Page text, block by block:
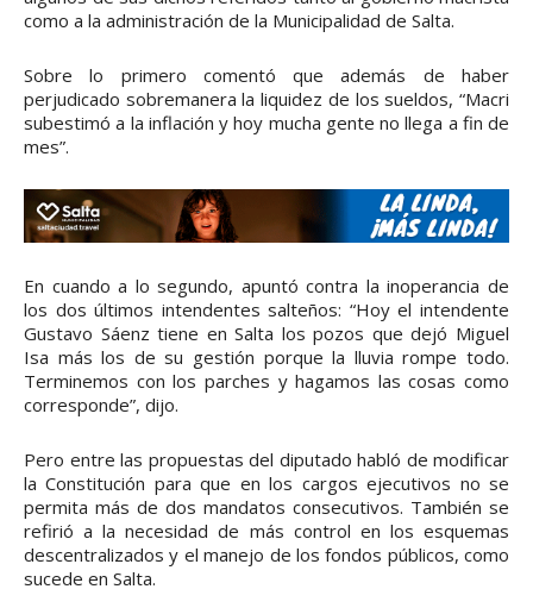
como a la administración de la Municipalidad de Salta.
Sobre lo primero comentó que además de haber
perjudicado sobremanera la liquidez de los sueldos, “Macri
subestimó a la inflación y hoy mucha gente no llega a fin de
mes”.
En cuando a lo segundo, apuntó contra la inoperancia de
los dos últimos intendentes salteños: “Hoy el intendente
Gustavo Sáenz tiene en Salta los pozos que dejó Miguel
Isa más los de su gestión porque la lluvia rompe todo.
Terminemos con los parches y hagamos las cosas como
corresponde”, dijo.
Pero entre las propuestas del diputado habló de modificar
la Constitución para que en los cargos ejecutivos no se
permita más de dos mandatos consecutivos. También se
refirió a la necesidad de más control en los esquemas
descentralizados y el manejo de los fondos públicos, como
sucede en Salta.